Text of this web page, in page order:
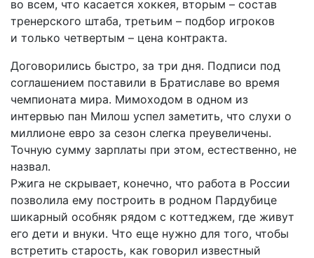
во всем, что касается хоккея, вторым – состав
тренерского штаба, третьим – подбор игроков
и только четвертым – цена контракта.
Договорились быстро, за три дня. Подписи под
соглашением поставили в Брати­славе во время
чемпионата мира. Мимоходом в одном из
интервью пан Милош успел заметить, что слухи о
миллионе евро за сезон слегка преувеличены.
Точную сумму зарплаты при этом, естественно, не
назвал.
Ржига не скрывает, конечно, что работа в России
позволила ему построить в родном Пардубице
шикарный особняк рядом с коттеджем, где живут
его дети и внуки. Что еще нужно для того, чтобы
встретить старость, как говорил известный